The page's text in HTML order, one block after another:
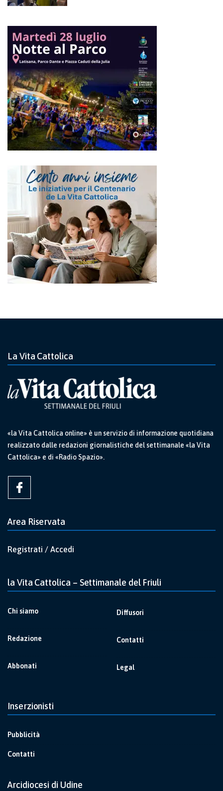
La Vita Cattolica
«la Vita Cattolica online» è un servizio di informazione quotidiana
realizzato dalle redazioni giornalistiche del settimanale «la Vita
Cattolica» e di «Radio Spazio».
Area Riservata
Registrati / Accedi
la Vita Cattolica – Settimanale del Friuli
Chi siamo
Redazione
Abbonati
Diffusori
Contatti
Legal
Inserzionisti
Pubblicità
Contatti
Arcidiocesi di Udine